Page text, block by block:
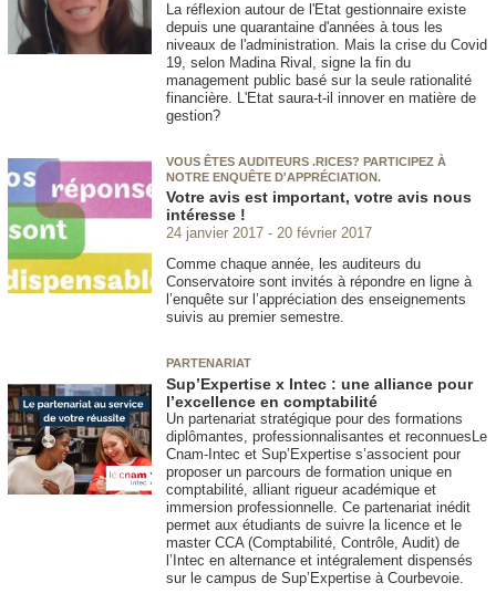
La réflexion autour de l'Etat gestionnaire existe
depuis une quarantaine d'années à tous les
niveaux de l'administration. Mais la crise du Covid
19, selon Madina Rival, signe la fin du
management public basé sur la seule rationalité
financière. L'Etat saura-t-il innover en matière de
gestion?
VOUS ÊTES AUDITEURS .RICES? PARTICIPEZ À
NOTRE ENQUÊTE D'APPRÉCIATION.
Votre avis est important, votre avis nous
intéresse !
24 janvier 2017
20 février 2017
Comme chaque année, les auditeurs du
Conservatoire sont invités à répondre en ligne à
l’enquête sur l’appréciation des enseignements
suivis au premier semestre.
PARTENARIAT
Sup’Expertise x Intec : une alliance pour
l’excellence en comptabilité
Un partenariat stratégique pour des formations
diplômantes, professionnalisantes et reconnuesLe
Cnam-Intec et Sup’Expertise s’associent pour
proposer un parcours de formation unique en
comptabilité, alliant rigueur académique et
immersion professionnelle. Ce partenariat inédit
permet aux étudiants de suivre la licence et le
master CCA (Comptabilité, Contrôle, Audit) de
l’Intec en alternance et intégralement dispensés
sur le campus de Sup’Expertise à Courbevoie.